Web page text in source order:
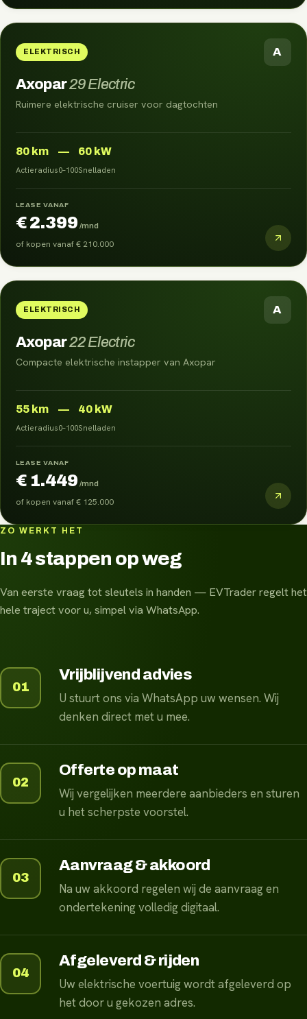
ELEKTRISCH A
Axopar29 Electric
Ruimere elektrische cruiser voor dagtochten
80 km
Actieradius
—
0–100
60 kW
Snelladen
LEASE VANAF
€ 2.399 /mnd
of kopen vanaf€ 210.000
ELEKTRISCH A
Axopar22 Electric
Compacte elektrische instapper van Axopar
55 km
Actieradius
—
0–100
40 kW
Snelladen
LEASE VANAF
€ 1.449 /mnd
of kopen vanaf€ 125.000
ZO WERKT HET
In 4 stappen op weg
Van eerste vraag tot sleutels in handen — EVTrader regelt het
hele traject voor u, simpel via WhatsApp.
01
Vrijblijvend advies
U stuurt ons via WhatsApp uw wensen. Wij
denken direct met u mee.
02
Offerte op maat
Wij vergelijken meerdere aanbieders en sturen
u het scherpste voorstel.
03
Aanvraag & akkoord
Na uw akkoord regelen wij de aanvraag en
ondertekening volledig digitaal.
04
Afgeleverd & rijden
Uw elektrische voertuig wordt afgeleverd op
het door u gekozen adres.